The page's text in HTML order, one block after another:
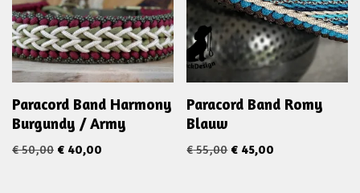
Paracord Band Harmony
Burgundy / Army
€50,00 € 40,00
Paracord Band Romy
Blauw
€55,00 € 45,00